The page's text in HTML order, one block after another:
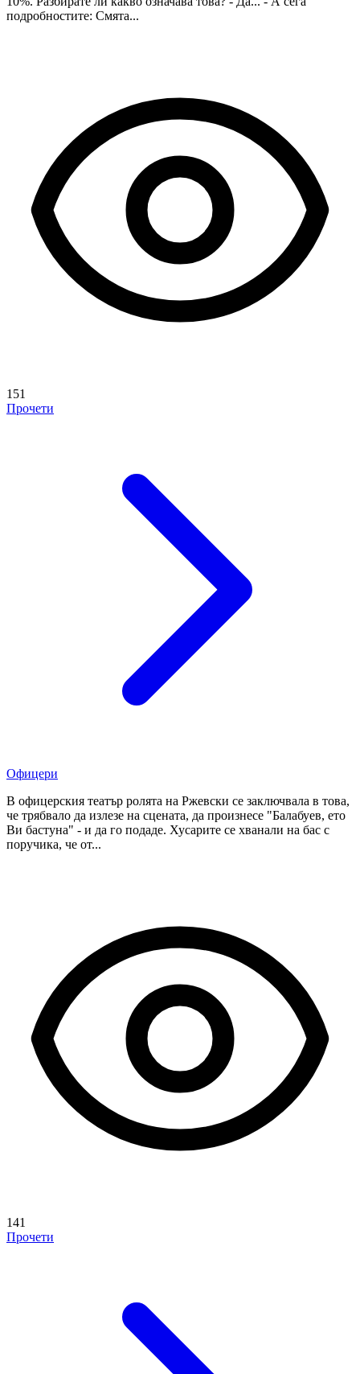
подробностите: Смята...
151
Прочети
Офицери
В офицерския театър ролята на Ржевски се заключвала в това,
че трябвало да излезе на сцената, да произнесе "Балабуев, ето
Ви бастуна" - и да го подаде. Хусарите се хванали на бас с
поручика, че от...
141
Прочети